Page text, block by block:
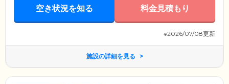
空き状況を知る 料金見積もり
※2026/07/08更新
施設の詳細を見る